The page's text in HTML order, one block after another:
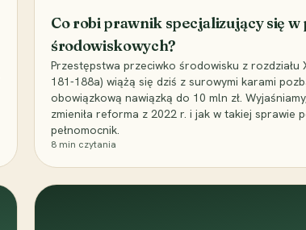
Co robi prawnik specjalizujący się
środowiskowych?
Przestępstwa przeciwko środowisku z rozdziału
181-188a) wiążą się dziś z surowymi karami
obowiązkową nawiązką do 10 mln zł.
zmieniła reforma z 2022 r. i jak w takiej sprawie
pełnomocnik.
8 min czytania